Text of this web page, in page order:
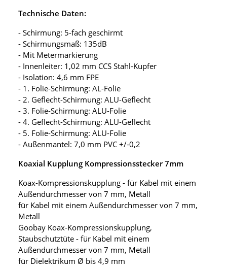
Technische Daten:
- Schirmung: 5-fach geschirmt
- Schirmungsmaß: 135dB
- Mit Metermarkierung
- Innenleiter: 1,02 mm CCS Stahl-Kupfer
- Isolation: 4,6 mm FPE
- 1. Folie-Schirmung: AL-Folie
- 2. Geflecht-Schirmung: ALU-Geflecht
- 3. Folie-Schirmung: ALU-Folie
- 4. Geflecht-Schirmung: ALU-Geflecht
- 5. Folie-Schirmung: ALU-Folie
- Außenmantel: 7,0 mm PVC +/-0,2
Koaxial Kupplung Kompressionsstecker 7mm
Koax-Kompressionskupplung - für Kabel mit einem
Außendurchmesser von 7 mm, Metall
für Kabel mit einem Außendurchmesser von 7 mm,
Metall
Goobay Koax-Kompressionskupplung,
Staubschutztüte - für Kabel mit einem
Außendurchmesser von 7 mm, Metall
für Dielektrikum Ø bis 4,9 mm